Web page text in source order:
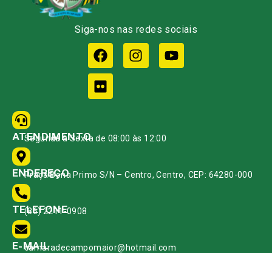
Siga-nos nas redes sociais
ATENDIMENTO
Segunda à Sexta de 08:00 às 12:00
ENDEREÇO
Praça Bona Primo S/N – Centro, Centro, CEP: 64280-000
TELEFONE
(86) 2211-0908
E-MAIL
camaradecampomaior@hotmail.com